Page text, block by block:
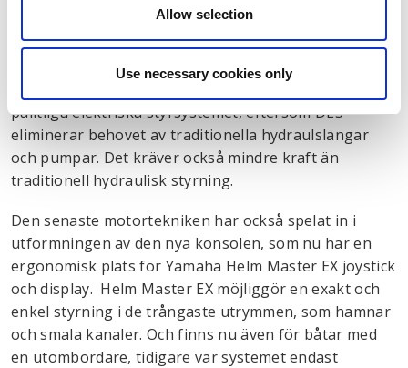
Allow selection
Use necessary cookies only
vinkel till det optimala läget för nå bästa prestanda
och bränsleekonomi, oavsett fart.
pålitliga elektriska styrsystemet, eftersom DES
eliminerar behovet av traditionella hydraulslangar
och pumpar. Det kräver också mindre kraft än
traditionell hydraulisk styrning.
Den senaste motortekniken har också spelat in i
utformningen av den nya konsolen, som nu har en
ergonomisk plats för Yamaha Helm Master EX joystick
och display. Helm Master EX möjliggör en exakt och
enkel styrning i de trångaste utrymmen, som hamnar
och smala kanaler. Och finns nu även för båtar med
en utombordare, tidigare var systemet endast